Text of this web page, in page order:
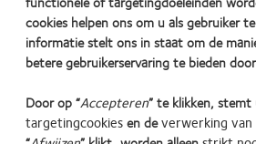
1 Ritson M. Which patients are more
2 Vision Care Research. 50 reasons for
cookies helpen ons om u als gebruiker
informatie stelt ons in staat om de
betere gebruikerservaring te bieden
Door op “Accepteren” te klikken,
targetingcookiesen deverwerking van